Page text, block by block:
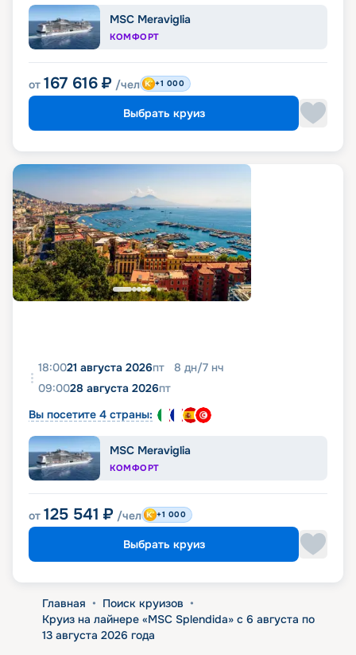
MSC Meraviglia
КОМФОРТ
от 167 616 ₽ /чел +1 000
Выбрать круиз
18:0021 августа 2026пт 8 дн/7 нч
09:0028 августа 2026пт
Вы посетите 4 страны:
MSC Meraviglia
КОМФОРТ
от 125 541 ₽ /чел +1 000
Выбрать круиз
Главная • Поиск круизов •
Круиз на лайнере «MSC Splendida» с 6 августа по
13 августа 2026 года